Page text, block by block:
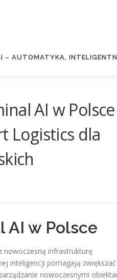
– AUTOMATYKA,
AI w Polsce
Logistics dla
AI w Polsce
nowoczesną infrastrukturę
inteligencji pomagają zwiększać
nowoczesnymi